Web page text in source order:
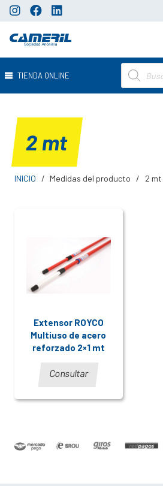
TIENDA ONLINE
Búsqueda
de
productos
2 mt
INICIO / Medidas del producto / 2 mt
Extensor ROYCO
Multiuso de acero
reforzado 2×1 mt
Consultar